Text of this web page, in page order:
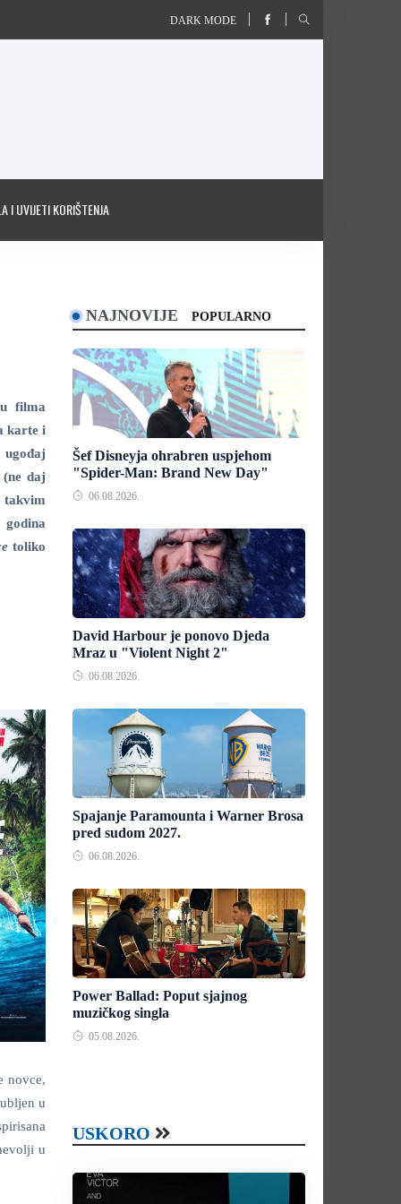
DARK MODE
I UVIJETI KORIŠTENJA
filma
karte i
daj
toliko
novce,
u
u
NAJNOVIJE POPULARNO
Šef Disneyja ohrabren uspjehom
"Spider-Man: Brand New Day"
06.08.2026.
David Harbour je ponovo Djeda
Mraz u "Violent Night 2"
06.08.2026.
Spajanje Paramounta i Warner Brosa
pred sudom 2027.
06.08.2026.
Power Ballad: Poput sjajnog
muzičkog singla
05.08.2026.
USKORO